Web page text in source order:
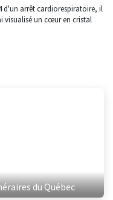
d'un arrêt cardiorespiratoire, il
visualisé un cœur en cristal
du Québec